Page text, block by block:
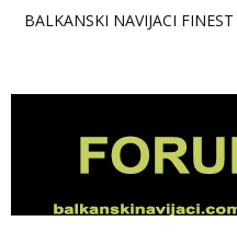
BALKANSKI NAVIJACI FINEST